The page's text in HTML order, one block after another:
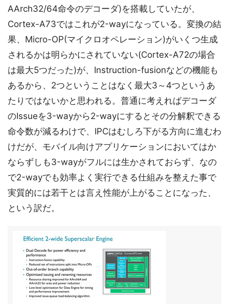
AArch32/64命令のデコーダ)を搭載していたが、
Cortex-A73ではこれが2-wayになっている。変換の結
果、Micro-OP(マイクロオペレーション)がいくつ生成
されるかは明らかにされていない(Cortex-A72の場合
は最大5つだった)が、Instruction-fusionなどの機能も
あるから、2つということはなく最大3～4つというあ
たりではないかと思われる。普通に考えればデコーダ
のIssueを3-wayから2-wayにするとその分解釈できる
命令数が減るわけで、IPCはむしろ下がる方向に進むわ
けだが、モバイル向けアプリケーションにおいてはか
ならずしも3-wayがフルには生かされておらず、なの
で2-wayでも効率よく実行できる仕組みを整えた事で
実質的には若干とは言え性能が上がることになった、
という訳だ。